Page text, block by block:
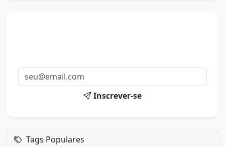
Inscrever-se
Tags Populares